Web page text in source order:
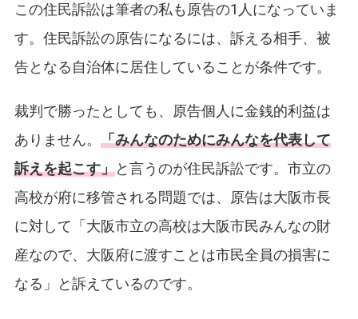
この住民訴訟は筆者の私も原告の1人になっていま
す。住民訴訟の原告になるには、訴える相手、被
告となる自治体に居住していることが条件です。
裁判で勝ったとしても、原告個人に金銭的利益は
ありません。 「みんなのためにみんなを代表して
訴えを起こす」と言うのが住民訴訟です。市立の
高校が府に移管される問題では、原告は大阪市長
に対して「大阪市立の高校は大阪市民みんなの財
産なので、大阪府に渡すことは市民全員の損害に
なる」と訴えているのです。